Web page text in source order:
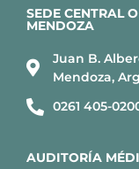
SEDE CENTRAL
MENDOZA
Juan B.
Mendoza,
0261 405-
AUDITORÍA